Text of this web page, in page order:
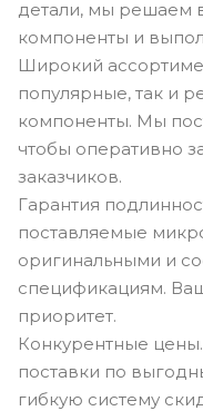
детали, мы решаем
компоненты и
Широкий
популярные, так и
компоненты. Мы
чтобы оперативно
заказчиков.
Гарантия
поставляемые
оригинальными и
спецификациям.
приоритет.
Конкурентные
поставки по
гибкую систему